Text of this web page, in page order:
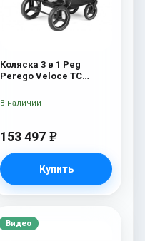
Коляска 3 в 1 Peg
Perego Veloce TC
Mercury
153 497 e
Купить
В наличии
Видео